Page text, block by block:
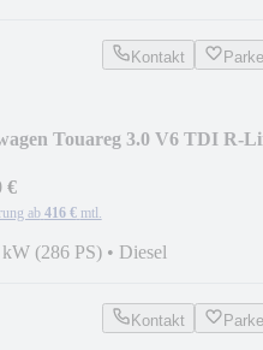
Kontakt
Touareg 3.0 V6 TDI R-
€
ab 416 € mtl.
kW (286 PS) • Diesel
Kontakt